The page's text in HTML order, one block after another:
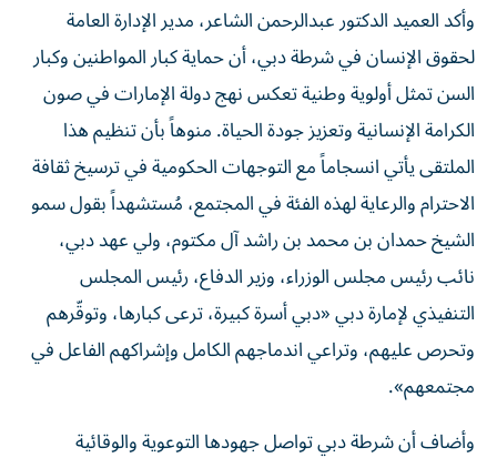
وأكد العميد الدكتور عبدالرحمن الشاعر، مدير الإدارة العامة
لحقوق الإنسان في شرطة دبي، أن حماية كبار المواطنين وكبار
السن تمثل أولوية وطنية تعكس نهج دولة الإمارات في صون
الكرامة الإنسانية وتعزيز جودة الحياة. منوهاً بأن تنظيم هذا
الملتقى يأتي انسجاماً مع التوجهات الحكومية في ترسيخ ثقافة
الاحترام والرعاية لهذه الفئة في المجتمع، مُستشهداً بقول سمو
الشيخ حمدان بن محمد بن راشد آل مكتوم، ولي عهد دبي،
نائب رئيس مجلس الوزراء، وزير الدفاع، رئيس المجلس
التنفيذي لإمارة دبي «دبي أسرة كبيرة، ترعى كبارها، وتوقّرهم
وتحرص عليهم، وتراعي اندماجهم الكامل وإشراكهم الفاعل في
مجتمعهم».
وأضاف أن شرطة دبي تواصل جهودها التوعوية والوقائية